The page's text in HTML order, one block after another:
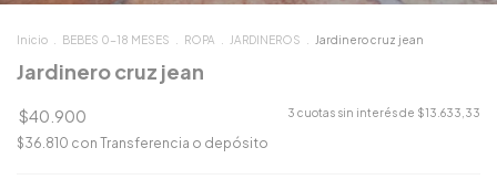
Inicio BEBES 0-18 MESES ROPA JARDINEROS Jardinero cruz jean
Jardinero cruz jean
$40.900 3 cuotas sin interés de $13.633,33
$36.810 con Transferencia o depósito